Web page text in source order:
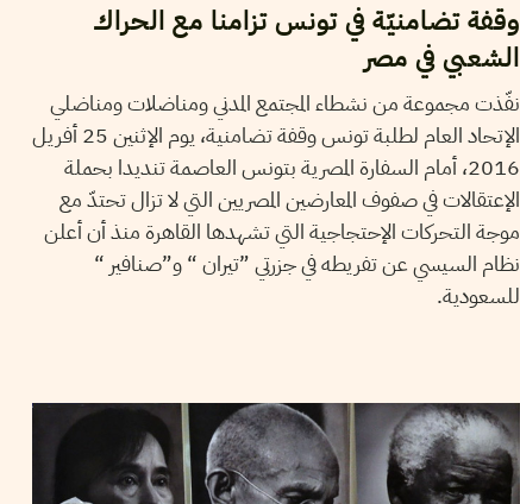
وقفة تضامنيّة في تونس تزامنا مع الحراك
الشعبي في مصر
نفّذت مجموعة من نشطاء المجتمع المدني ومناضلات ومناضلي
الإتحاد العام لطلبة تونس وقفة تضامنية، يوم الإثنين 25 أفريل
2016، أمام السفارة المصرية بتونس العاصمة تنديدا بحملة
الإعتقالات في صفوف المعارضين المصريين التي لا تزال تحتدّ مع
موجة التحركات الإحتجاجية التي تشهدها القاهرة منذ أن أعلن
نظام السيسي عن تفريطه في جزرتي ”تيران “ و”صنافير “
للسعودية.